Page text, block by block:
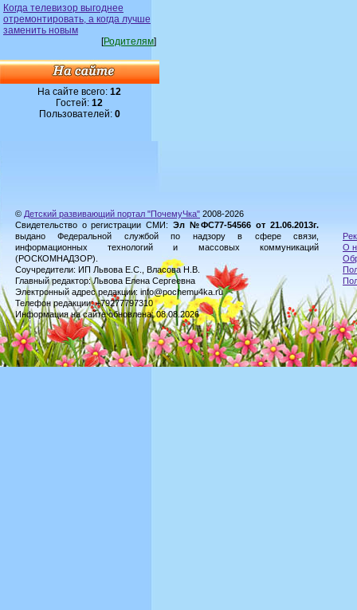
Когда телевизор выгоднее
отремонтировать, а когда лучше
заменить новым
[Родителям]
На сайте всего:12
Гостей:12
Пользователей: 0
© Детский развивающий портал "ПочемуЧка" 2008-2026
Свидетельство о регистрации СМИ: Эл №ФС77-54566 от 21.06.2013г.
выдано Федеральной службой по надзору в сфере связи,
информационных технологий и массовых коммуникаций
(РОСКОМНАДЗОР).
Соучредители: ИП Львова Е.С., Власова Н.В.
Главный редактор: Львова Елена Сергеевна
Электронный адрес редакции: info@pochemu4ka.ru
Телефон редакции: +79277797310
Информация на сайте обновлена: 08.08.2026
О